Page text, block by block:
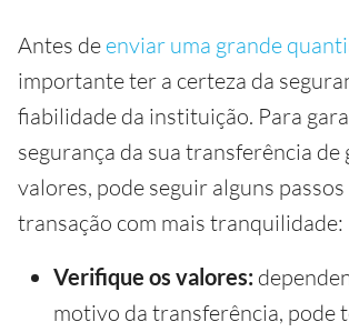
Antes de enviar uma grande
importante ter a certeza da
fiabilidade da instituição. Para
segurança da sua transferência de
valores, pode seguir alguns passos
transação com mais tranquilidade:
Verifique os valores:
motivo da transferência, pode